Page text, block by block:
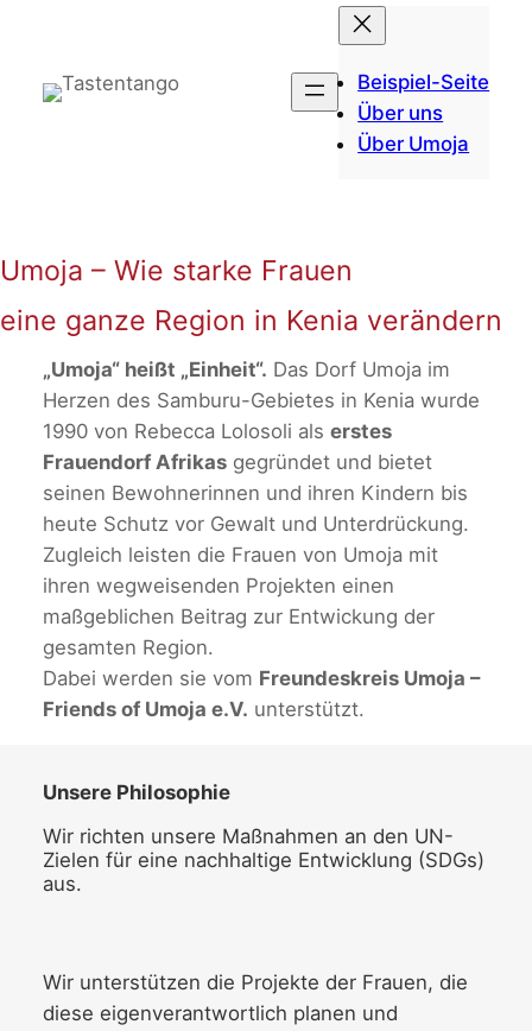
springen
Beispiel-Seite
Über uns
Über Umoja
Umoja – Wie starke Frauen
eine ganze Region in Kenia verändern
„Umoja“ heißt „Einheit“. Das Dorf Umoja im
Herzen des Samburu-Gebietes in Kenia wurde
1990 von Rebecca Lolosoli als erstes
Frauendorf Afrikasgegründet und bietet
seinen Bewohnerinnen und ihren Kindern bis
heute Schutz vor Gewalt und Unterdrückung.
Zugleich leisten die Frauen von Umoja mit
ihren wegweisenden Projekten einen
maßgeblichen Beitrag zur Entwickung der
gesamten Region.
Dabei werden sie vom Freundeskreis Umoja –
Friends of Umoja e.V. unterstützt.
Unsere Philosophie
Wir richten unsere Maßnahmen an den UN-
Zielen für eine nachhaltige Entwicklung (SDGs)
aus.
Wir unterstützen die Projekte der Frauen, die
diese eigenverantwortlich planen und